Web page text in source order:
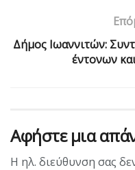
Δήμος Ιωαννιτών:
έντονων
Αφήστε μια
Η ηλ. διεύθυνση σας